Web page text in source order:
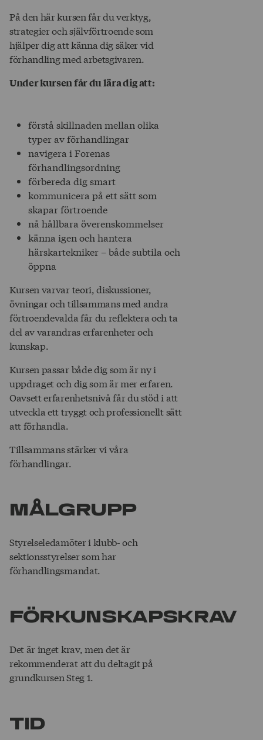
På den här kursen får du verktyg,
strategier och självförtroende som
hjälper dig att känna dig säker vid
förhandling med arbetsgivaren.
Under kursen får du lära dig att:
förstå skillnaden mellan olika
typer av förhandlingar
navigera i Forenas
förhandlingsordning
förbereda dig smart
kommunicera på ett sätt som
skapar förtroende
nå hållbara överenskommelser
känna igen och hantera
härskartekniker – både subtila och
öppna
Kursen varvar teori, diskussioner,
övningar och tillsammans med andra
förtroendevalda får du reflektera och ta
del av varandras erfarenheter och
kunskap.
Kursen passar både dig som är ny i
uppdraget och dig som är mer erfaren.
Oavsett erfarenhetsnivå får du stöd i att
utveckla ett tryggt och professionellt sätt
att förhandla.
Tillsammans stärker vi våra
förhandlingar.
MÅLGRUPP
Styrelseledamöter i klubb- och
sektionsstyrelser som har
förhandlingsmandat.
FÖRKUNSKAPSKRAV
Det är inget krav, men det är
rekommenderat att du deltagit på
grundkursen Steg 1.
TID